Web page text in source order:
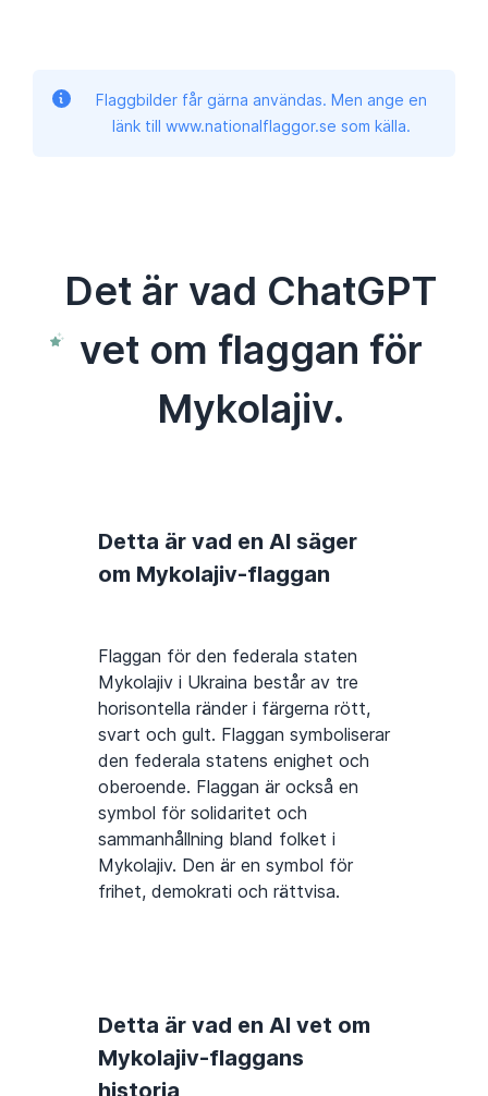
Flaggbilder får gärna användas. Men ange en
länk till www.nationalflaggor.se som källa.
Det är vad ChatGPT
vet om flaggan för
Mykolajiv.
Detta är vad en AI säger
om Mykolajiv-flaggan
Flaggan för den federala staten
Mykolajiv i Ukraina består av tre
horisontella ränder i färgerna rött,
svart och gult. Flaggan symboliserar
den federala statens enighet och
oberoende. Flaggan är också en
symbol för solidaritet och
sammanhållning bland folket i
Mykolajiv. Den är en symbol för
frihet, demokrati och rättvisa.
Detta är vad en AI vet om
Mykolajiv-flaggans
historia